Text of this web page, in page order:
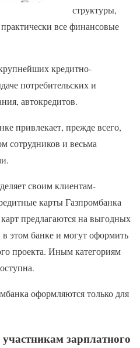
структуры,
все финансовые
кредитно-
потребительских и
автокредитов.
привлекает, прежде всего,
сотрудников и весьма
своим клиентам-
карты Газпромбанка
предлагаются на выгодных
этом банке и могут оформить
проекта. Иным категориям
оформляются только для
зарплатного